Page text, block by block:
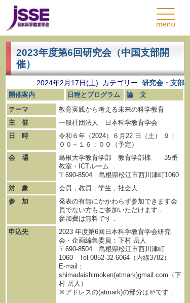
2023年度第6回研究会（中国支部開
催）
2024年2月17日(土) カテゴリー: 研究会・支部
開催案内 日程とプログラム
論 文
テーマ
教育実践から考える未来の科学教育
主 催
一般社団法人 日本科学教育学会
日 時
令和６年（2024）６月22 日（土） ９：
００～１６：００（予定）
会 場
島根大学教育学部 教育学部棟 35番
教室・ICTルーム
〒690-8504 島根県松江市西川津町1060
対 象
会員，教員，学生，社会人
参 加
発表の有無にかかわらず参加できます会
員でない方もご参加いただけます．
参加費は無料です．
申込先
2023 年度第6回日本科学教育学会研究
会・企画編集委員：下村 岳人
〒690-8504 島根県松江市西川津町
1060 Tel 0852-32-6064（内線3782）
E-mail：
shimadaishimoken(atmark)gmail.com（下
村 岳人）
※アドレスの(atmark)の部分は＠です．